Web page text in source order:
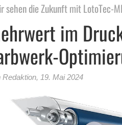
sehen die Zukunft mit LotoTec-
im
Redaktion, 19. Mai 2024